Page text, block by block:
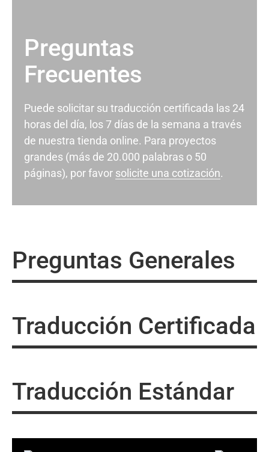
Preguntas
Frecuentes
Puede solicitar su traducción certificada las 24
horas del día, los 7 días de la semana a través
de nuestra tienda online. Para proyectos
grandes (más de 20.000 palabras o 50
páginas), por favor solicite una cotización.
Preguntas Generales
Traducción Certificada
Traducción Estándar